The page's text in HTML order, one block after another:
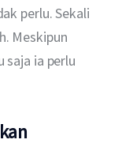
perlu. Sekali
Meskipun
saja ia perlu